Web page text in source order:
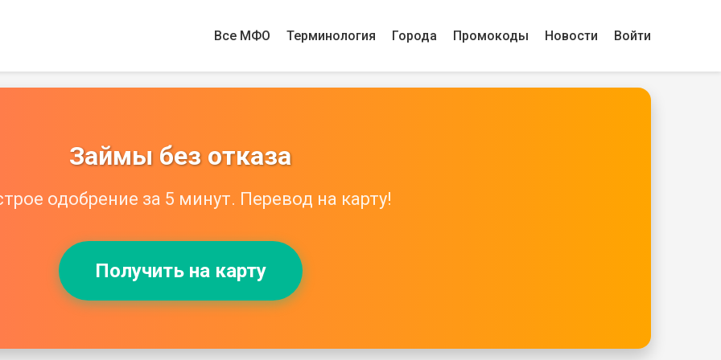
Все МФО Терминология Города Промокоды Новости Войти
Займы без отказа
одобрение за 5 минут. Перевод на карту!
Получить на карту